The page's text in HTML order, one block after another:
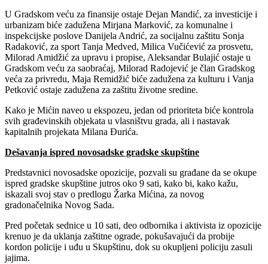
U Gradskom veću za finansije ostaje Dejan Mandić, za investicije i
urbanizam biće zadužena Mirjana Marković, za komunalne i
inspekcijske poslove Danijela Andrić, za socijalnu zaštitu Sonja
Radaković, za sport Tanja Medved, Milica Vučićević za prosvetu,
Milorad Amidžić za upravu i propise, Aleksandar Bulajić ostaje u
Gradskom veću za saobraćaj, Milorad Radojević je član Gradskog
veća za privredu, Maja Remidžić biće zadužena za kulturu i Vanja
Petković ostaje zadužena za zaštitu životne sredine.
Kako je Mićin naveo u ekspozeu, jedan od prioriteta biće kontrola
svih građevinskih objekata u vlasništvu grada, ali i nastavak
kapitalnih projekata Milana Đurića.
Dešavanja ispred novosadske gradske skupštine
Predstavnici novosadske opozicije, pozvali su građane da se okupe
ispred gradske skupštine jutros oko 9 sati, kako bi, kako kažu,
iskazali svoj stav o predlogu Žarka Mićina, za novog
gradonačelnika Novog Sada.
Pred početak sednice u 10 sati, deo odbornika i aktivista iz opozicije
krenuo je da uklanja zaštitne ograde, pokušavajući da probije
kordon policije i uđu u Skupštinu, dok su okupljeni policiju zasuli
jajima.